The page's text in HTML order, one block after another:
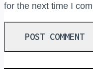
for the next time I